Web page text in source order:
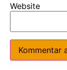
Website